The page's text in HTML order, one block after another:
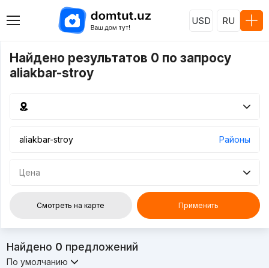
USD RU
Найдено результатов 0 по запросу
aliakbar-stroy
Районы
Цена
Смотреть на карте Применить
Найдено 0 предложений
По умолчанию